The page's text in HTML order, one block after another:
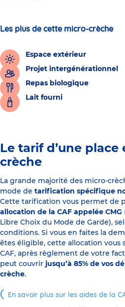
Les plus de cette micro-crèche
Espace extérieur
Projet intergénérationnel
Repas biologique
Lait fourni
Le tarif d’une place
crèche
La grande majorité des micro-
mode de tarification spécifique
Cette tarification vous permet de
allocation de la CAF appelée CMG
Libre Choix du Mode de Garde),
conditions. Si vous en faites la
êtes éligible, cette allocation vous
CAF, après règlement de votre
peut couvrir jusqu’à 85% de vos
crèche.
En savoir plus sur les aides de la